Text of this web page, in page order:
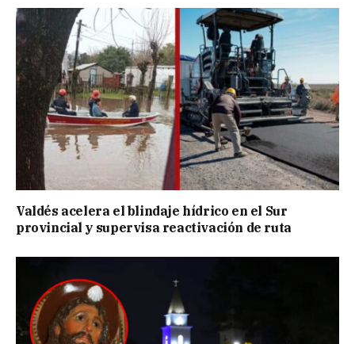
Valdés acelera el blindaje hídrico en el Sur
provincial y supervisa reactivación de ruta